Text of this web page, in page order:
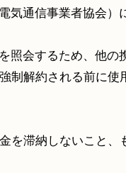
気通信事業者協会）
照会するため、他の
解約される前に
を滞納しないこと